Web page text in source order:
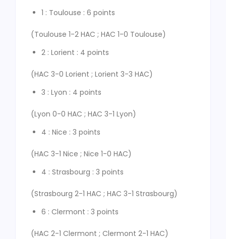
1 : Toulouse : 6 points
(Toulouse 1-2 HAC ; HAC 1-0 Toulouse)
2 : Lorient : 4 points
(HAC 3-0 Lorient ; Lorient 3-3 HAC)
3 : Lyon : 4 points
(Lyon 0-0 HAC ; HAC 3-1 Lyon)
4 : Nice : 3 points
(HAC 3-1 Nice ; Nice 1-0 HAC)
4 : Strasbourg : 3 points
(Strasbourg 2-1 HAC ; HAC 3-1 Strasbourg)
6 : Clermont : 3 points
(HAC 2-1 Clermont ; Clermont 2-1 HAC)